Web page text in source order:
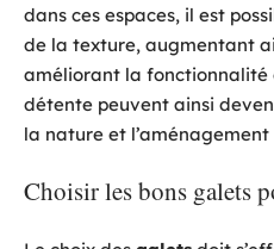
dans ces espaces, il est
de la texture, augmentant
améliorant la fonctionnalité
détente peuvent ainsi
la nature et
Choisir les bons galets